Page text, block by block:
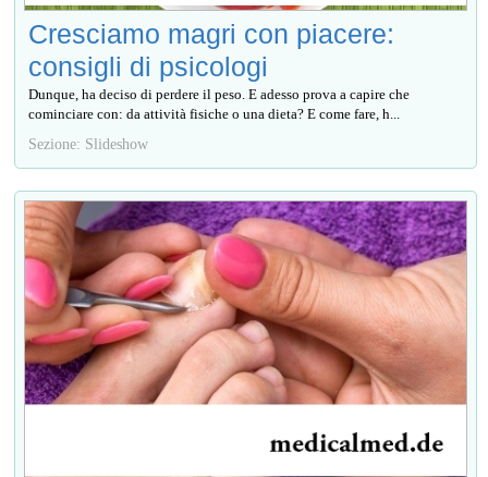
Cresciamo magri con piacere:
consigli di psicologi
Dunque, ha deciso di perdere il peso. E adesso prova a capire che
cominciare con: da attività fisiche o una dieta? E come fare, h...
Sezione: Slideshow